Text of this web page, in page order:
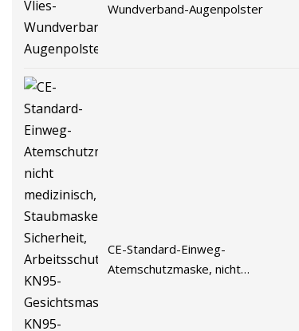
Wundverband-Augenpolster
CE-Standard-Einweg-
Atemschutzmaske, nicht